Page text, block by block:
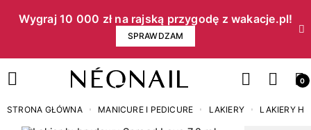
Wygraj 10 000 zł na rajską przygodę z wakacje.pl!​
SPRAWDZAM
0
STRONA GŁÓWNA MANICURE I PEDICURE LAKIERY LAKIERY